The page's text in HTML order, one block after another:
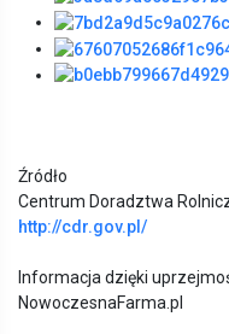
Źródło
Centrum Doradztwa
http://cdr.gov.pl/
Informacja dzięki
NowoczesnaFarma.pl